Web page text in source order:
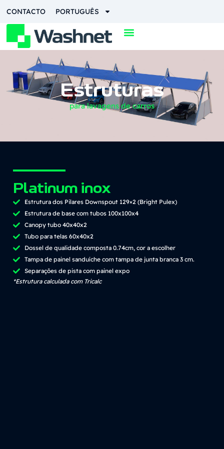
CONTACTO PORTUGUÊS
Estruturas
para lavagens de carros
Platinum inox
Estrutura dos Pilares Downspout 129×2 (Bright Pulex)
Estrutura de base com tubos 100x100x4
Canopy tubo 40x40x2
Tubo para telas 60x40x2
Dossel de qualidade composta 0.74cm, cor a escolher
Tampa de painel sanduíche com tampa de junta branca 3 cm.
Separações de pista com painel expo
*Estrutura calculada com Tricalc